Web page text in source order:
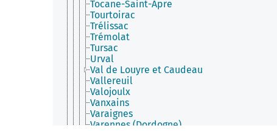
Tocane-Saint-Apre
Tourtoirac
Trélissac
Trémolat
Tursac
Urval
Val de Louyre et Caudeau
Vallereuil
Valojoulx
Vanxains
Varaignes
Varennes (Dordogne)